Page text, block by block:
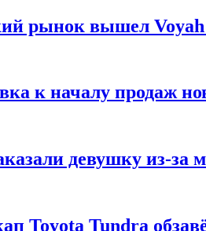
рынок вышел Voyah
к началу продаж
девушку из-за
Toyota Tundra